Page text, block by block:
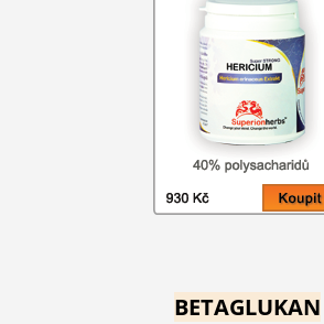
BETAGLUKAN